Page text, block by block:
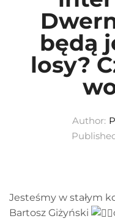
będą
losy?
Author:
Jesteśmy w stałym
Bartosz Giżyński